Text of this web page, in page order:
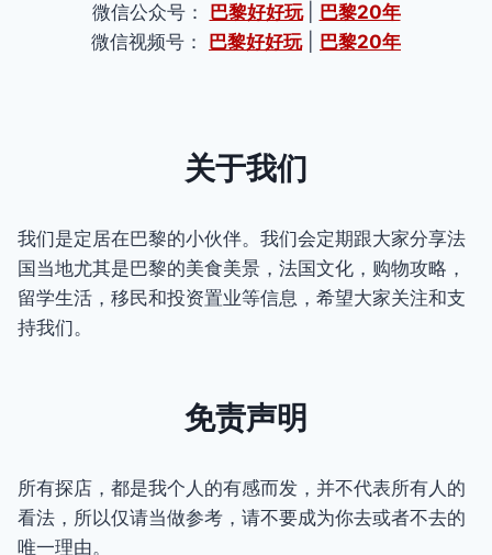
微信公众号： 巴黎好好玩
巴黎20年
微信视频号： 巴黎好好玩| 巴黎20年
关于我们
我们是定居在巴黎的小伙伴。我们会定期跟大家分享法
国当地尤其是巴黎的美食美景，法国文化，购物攻略，
留学生活，移民和投资置业等信息，希望大家关注和支
持我们。
免责声明
所有探店，都是我个人的有感而发，并不代表所有人的
看法，所以仅请当做参考，请不要成为你去或者不去的
唯一理由。